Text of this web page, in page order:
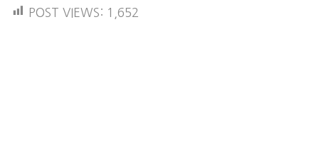
POST VIEWS: 1,652